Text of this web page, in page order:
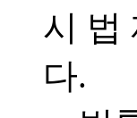
시 법
다.